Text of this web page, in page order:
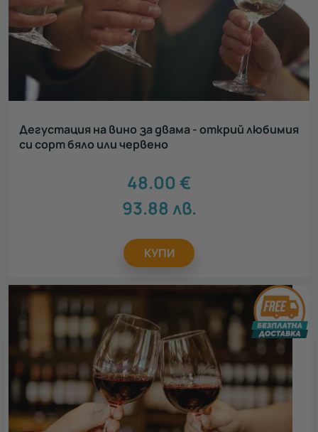
Дегустация на вино за двама - открий любимия
си сорт бяло или червено
48.00 €
93.88 лв.
КУПИ